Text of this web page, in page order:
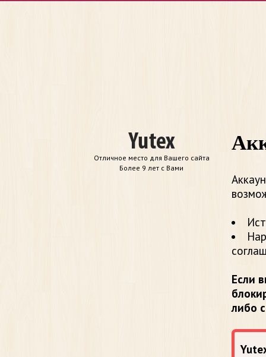
Отличное место для Вашего сайта
Более 9 лет с Вами
Если
либо